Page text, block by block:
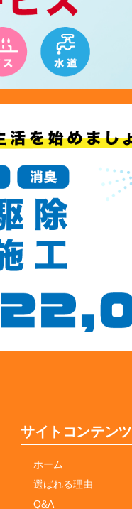
サイトコンテンツ
ホーム
選ばれる理由
Q&A